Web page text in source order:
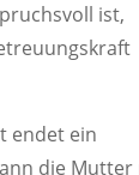
ist,
endet ein
die